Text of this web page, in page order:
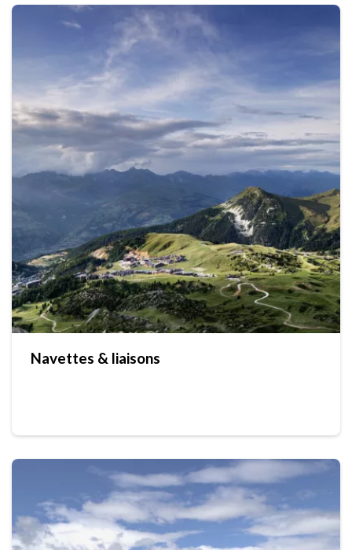
Navettes & liaisons